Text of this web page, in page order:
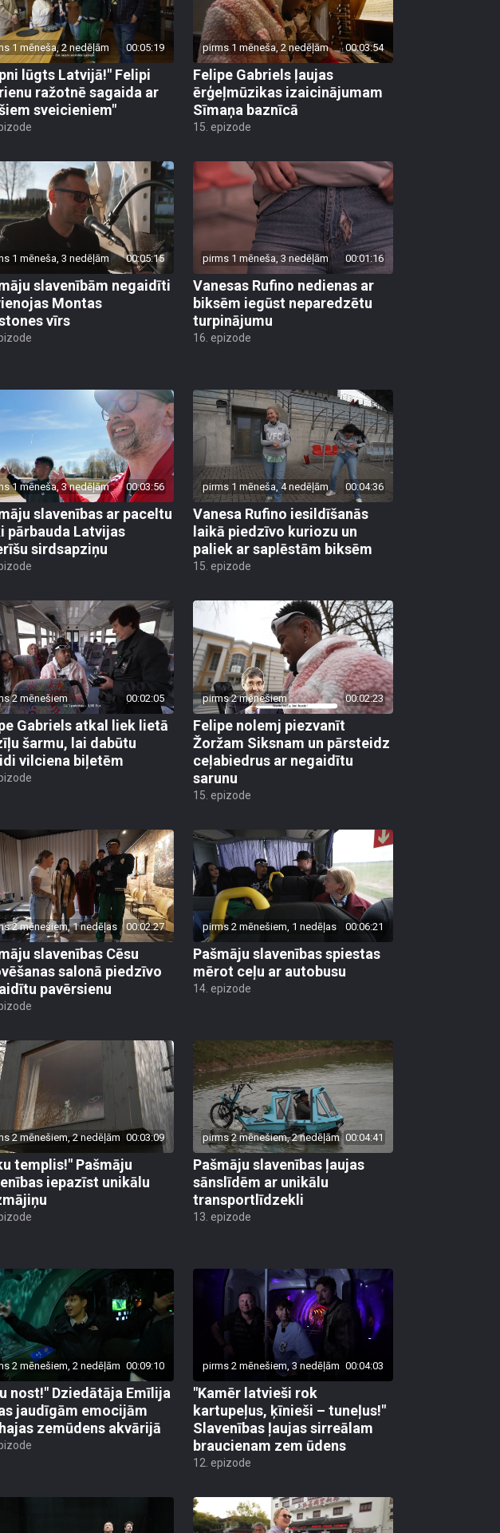
1 mēneša, 2 nedēļām 00:05:19
lūgts Latvijā!" Felipi
ražotnē sagaida ar
sveicieniem"
pirms 1 mēneša, 2 nedēļām 00:03:54
Felipe Gabriels ļaujas
ērģeļmūzikas izaicinājumam
Sīmaņa baznīcā
15. epizode
1 mēneša, 3 nedēļām 00:05:15
slavenībām negaidīti
Montas
vīrs
pirms 1 mēneša, 3 nedēļām 00:01:16
Vanesas Rufino nedienas ar
biksēm iegūst neparedzētu
turpinājumu
16. epizode
1 mēneša, 3 nedēļām 00:03:56
slavenības ar paceltu
pārbauda Latvijas
sirdsapziņu
pirms 1 mēneša, 4 nedēļām 00:04:36
Vanesa Rufino iesildīšanās
laikā piedzīvo kuriozu un
paliek ar saplēstām biksēm
15. epizode
2 mēnešiem 00:02:05
Gabriels atkal liek lietā
šarmu, lai dabūtu
vilciena biļetēm
pirms 2 mēnešiem 00:02:23
Felipe nolemj piezvanīt
Žoržam Siksnam un pārsteidz
ceļabiedrus ar negaidītu
sarunu
15. epizode
2 mēnešiem, 1 nedēļas 00:02:27
slavenības Cēsu
salonā piedzīvo
pavērsienu
pirms 2 mēnešiem, 1 nedēļas 00:06:21
Pašmāju slavenības spiestas
mērot ceļu ar autobusu
14. epizode
2 mēnešiem, 2 nedēļām 00:03:09
templis!" Pašmāju
iepazīst unikālu
pirms 2 mēnešiem, 2 nedēļām 00:04:41
Pašmāju slavenības ļaujas
sānslīdēm ar unikālu
transportlīdzekli
13. epizode
2 mēnešiem, 2 nedēļām 00:09:10
nost!" Dziedātāja Emīlija
jaudīgām emocijām
zemūdens akvārijā
pirms 2 mēnešiem, 3 nedēļām 00:04:03
"Kamēr latvieši rok
kartupeļus, ķīnieši – tuneļus!"
Slavenības ļaujas sirreālam
braucienam zem ūdens
12. epizode